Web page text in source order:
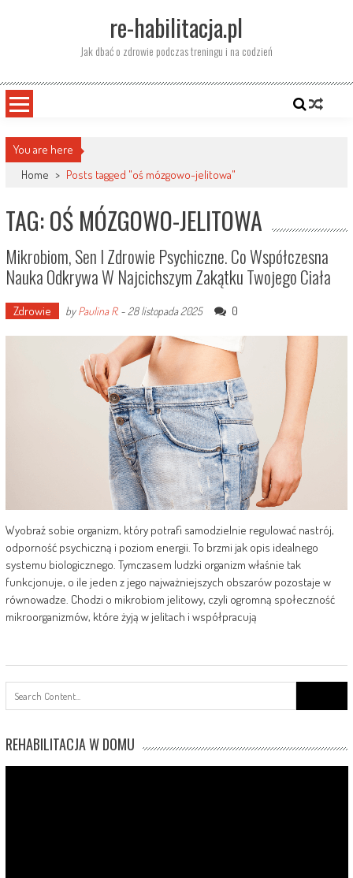
re-habilitacja.pl
Jak dbać o zdrowie podczas treningu i na codzień
You are here
Home > Posts tagged "oś mózgowo-jelitowa"
TAG: OŚ MÓZGOWO-JELITOWA
Mikrobiom, Sen I Zdrowie Psychiczne. Co Współczesna
Nauka Odkrywa W Najcichszym Zakątku Twojego Ciała
Zdrowie byPaulina R.- 28 listopada 2025 0
Wyobraź sobie organizm, który potrafi samodzielnie regulować nastrój,
odporność psychiczną i poziom energii. To brzmi jak opis idealnego
systemu biologicznego. Tymczasem ludzki organizm właśnie tak
funkcjonuje, o ile jeden z jego najważniejszych obszarów pozostaje w
równowadze. Chodzi o mikrobiom jelitowy, czyli ogromną społeczność
mikroorganizmów, które żyją w jelitach i współpracują
for:
REHABILITACJA W DOMU